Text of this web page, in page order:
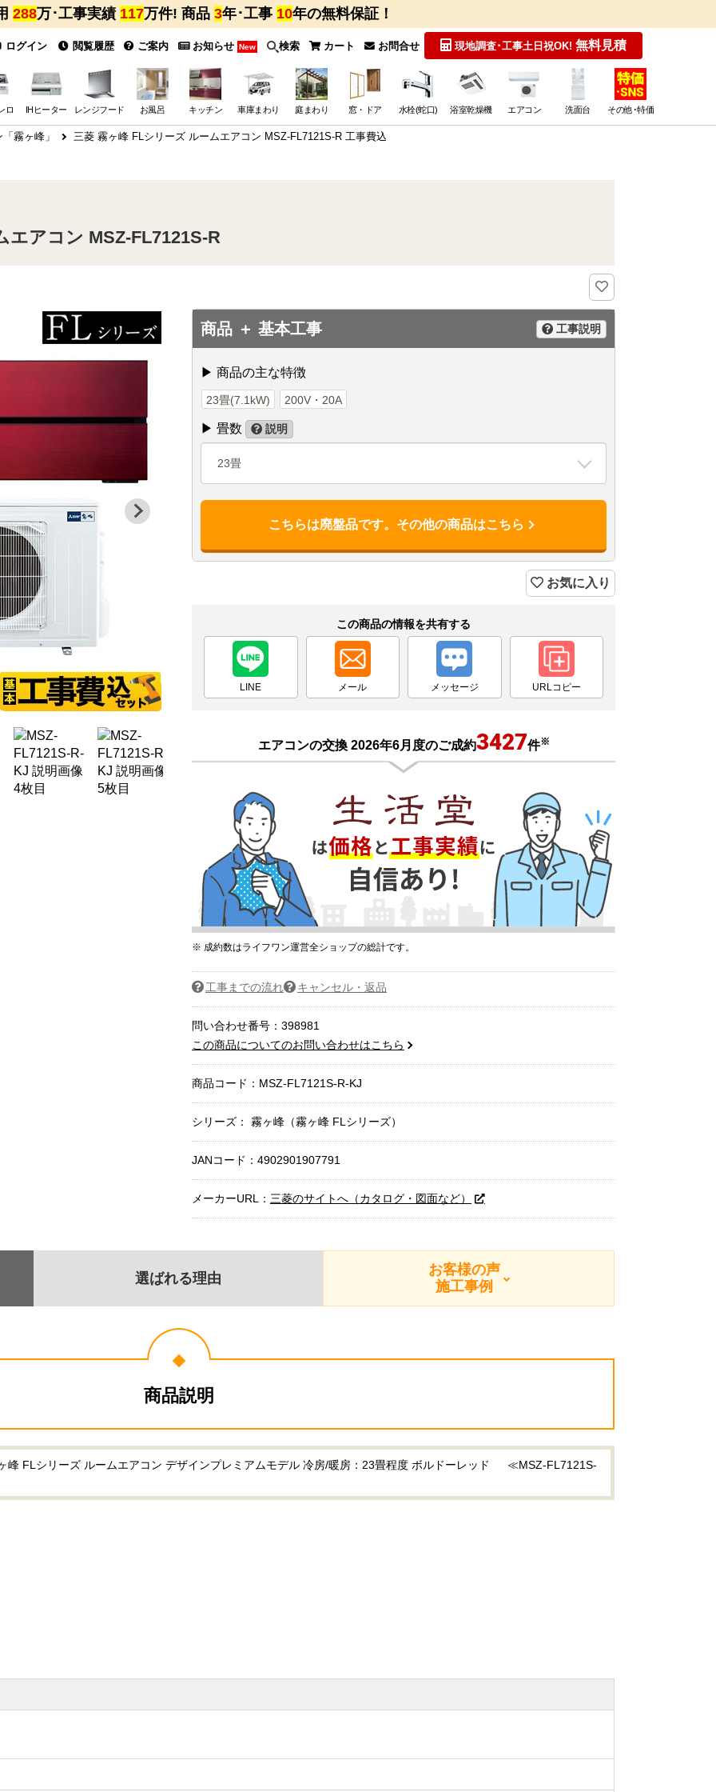
288万･工事実績 117万件! 商品 3年･工事 10年の無料保証！
ログイン 閲覧履歴 ご案内 お知らせ New 検索 カート お問合せ 現地調査･工事土日祝OK! 無料見積
ロ IHヒーター レンジフード お風呂 キッチン 車庫まわり 庭まわり 窓・ドア 水栓(蛇口) 浴室乾燥機 エアコン 洗面台 その他･特価
霧ヶ峰」 三菱 霧ヶ峰 FLシリーズ ルームエアコン MSZ-FL7121S-R 工事費込
エアコン MSZ-FL7121S-R
商品 ＋ 基本工事 工事説明
▶ 商品の主な特徴
23畳(7.1kW) 200V・20A
▶ 畳数 説明
23畳
こちらは廃盤品です。その他の商品はこちら
お気に入り
この商品の情報を共有する
LINE メール メッセージ URLコピー
エアコンの交換 2026年6月度のご成約3427件※
※ 成約数はライフワン運営全ショップの総計です。
工事までの流れ キャンセル・返品
問い合わせ番号：398981
この商品についてのお問い合わせはこちら
商品コード： MSZ-FL7121S-R-KJ
シリーズ： 霧ヶ峰（霧ヶ峰 FLシリーズ）
JANコード：4902901907791
メーカーURL： 三菱のサイトへ（カタログ・図面など）
選ばれる理由
お客様の声
施工事例
商品説明
峰 FLシリーズ ルームエアコン デザインプレミアムモデル 冷房/暖房：23畳程度 ボルドーレッド ≪MSZ-FL7121S-